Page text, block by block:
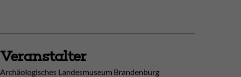
Veranstalter
Archäologisches Landesmuseum Brandenburg